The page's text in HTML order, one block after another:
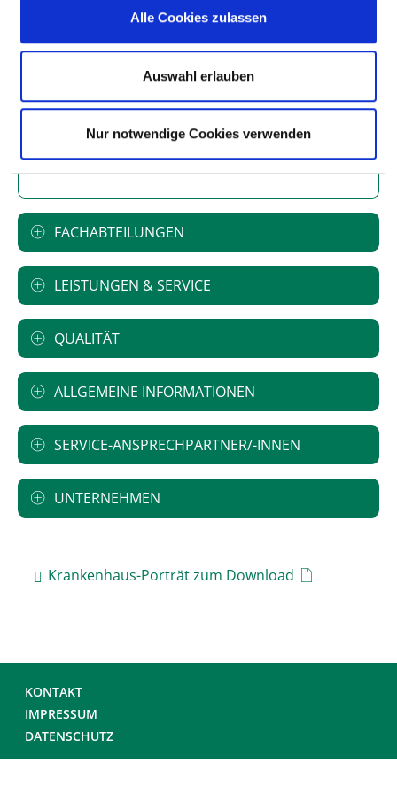
Alle Cookies zulassen
Auswahl erlauben
Nur notwendige Cookies verwenden
Art des Trägers: privat
Universitätsklinikum Hamburg-
Eppendorf
Universität zu Lübeck
FACHABTEILUNGEN
LEISTUNGEN & SERVICE
QUALITÄT
ALLGEMEINE INFORMATIONEN
SERVICE-ANSPRECHPARTNER/-INNEN
UNTERNEHMEN
Krankenhaus-Porträt zum Download
KONTAKT
IMPRESSUM
DATENSCHUTZ